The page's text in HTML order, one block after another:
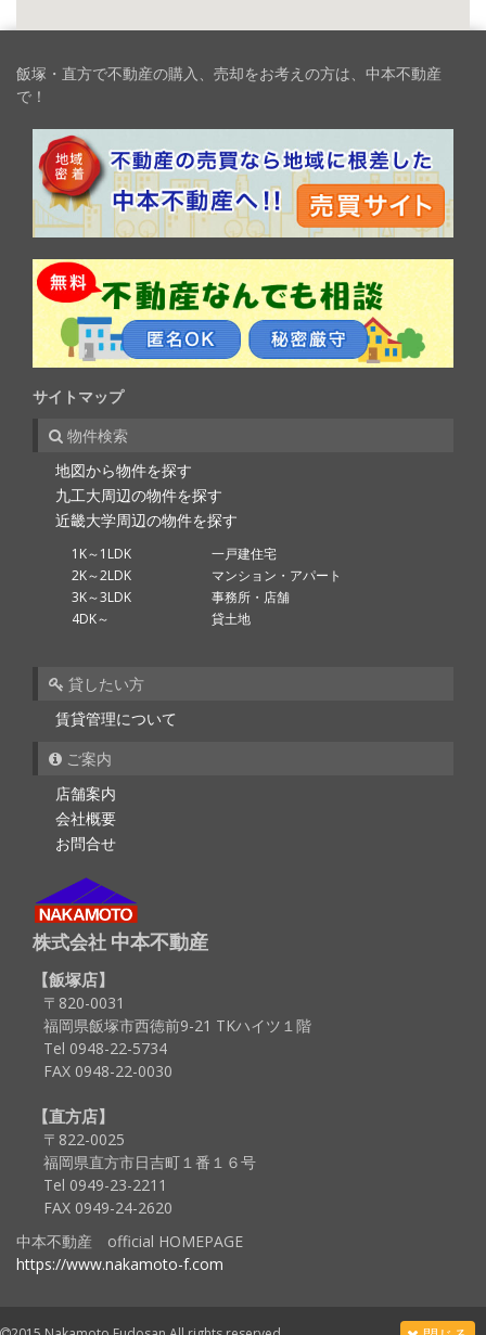
飯塚・直方で不動産の購入、売却をお考えの方は、中本不動産
で！
サイトマップ
物件検索
地図から物件を探す
九工大周辺の物件を探す
近畿大学周辺の物件を探す
1K～1LDK
2K～2LDK
3K～3LDK
4DK～
一戸建住宅
マンション・アパート
事務所・店舗
貸土地
貸したい方
賃貸管理について
ご案内
店舗案内
会社概要
お問合せ
株式会社 中本不動産
飯塚店
〒820-0031
福岡県飯塚市西徳前9-21 TKハイツ１階
Tel 0948-22-5734
FAX 0948-22-0030
直方店
〒822-0025
福岡県直方市日吉町１番１６号
Tel 0949-23-2211
FAX 0949-24-2620
中本不動産 official HOMEPAGE
https://www.nakamoto-f.com